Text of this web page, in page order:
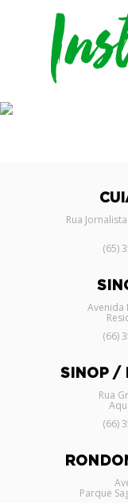
Rua
(65)
Avenida
(66)
SINOP /
Rua
(66)
Parque